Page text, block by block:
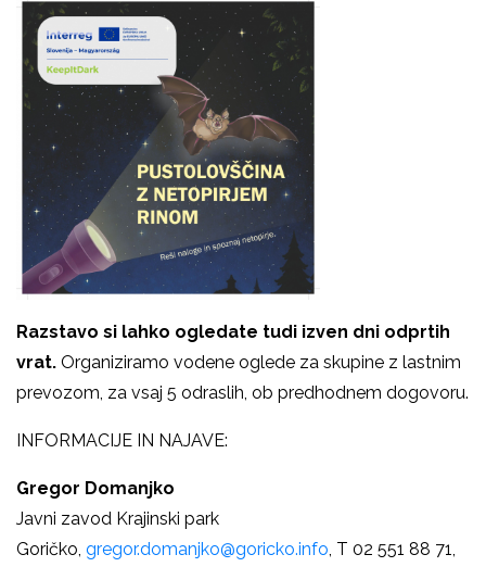
Razstavo si lahko ogledate tudi izven dni odprtih
vrat. Organiziramo vodene oglede za skupine z lastnim
prevozom, za vsaj 5 odraslih, ob predhodnem dogovoru.
INFORMACIJE IN NAJAVE:
Gregor Domanjko
Javni zavod Krajinski park
Goričko, gregor.domanjko@goricko.info , T 02 551 88 71,